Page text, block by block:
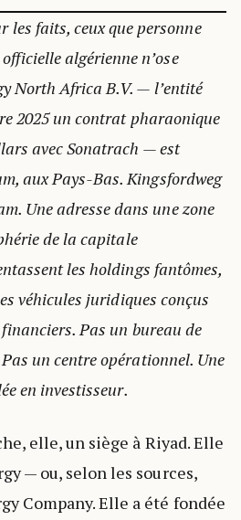
les faits, ceux que personne
algérienne n’ose
North Africa B.V. — l’entité
2025 un contrat pharaonique
avec Sonatrach — est
aux Pays-Bas. Kingsfordweg
Une adresse dans une zone
de la capitale
les holdings fantômes,
véhicules juridiques conçus
Pas un bureau de
un centre opérationnel. Une
en investisseur.
elle, un siège à Riyad. Elle
— ou, selon les sources,
Company. Elle a été fondée